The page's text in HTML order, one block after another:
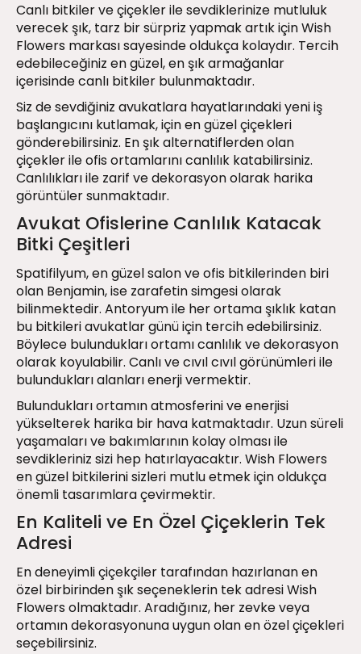
Canlı bitkiler ve çiçekler ile sevdiklerinize mutluluk
verecek şık, tarz bir sürpriz yapmak artık için Wish
Flowers markası sayesinde oldukça kolaydır. Tercih
edebileceğiniz en güzel, en şık armağanlar
içerisinde canlı bitkiler bulunmaktadır.
Siz de sevdiğiniz avukatlara hayatlarındaki yeni iş
başlangıcını kutlamak, için en güzel çiçekleri
gönderebilirsiniz. En şık alternatiflerden olan
çiçekler ile ofis ortamlarını canlılık katabilirsiniz.
Canlılıkları ile zarif ve dekorasyon olarak harika
görüntüler sunmaktadır.
Avukat Ofislerine Canlılık Katacak
Bitki Çeşitleri
Spatifilyum, en güzel salon veofis bitkilerinden biri
olan Benjamin, ise zarafetin simgesi olarak
bilinmektedir. Antoryum ile her ortama şıklık katan
bu bitkileri avukatlar günü için tercih edebilirsiniz.
Böylece bulundukları ortamı canlılık ve dekorasyon
olarak koyulabilir. Canlı ve cıvıl cıvıl görünümleri ile
bulundukları alanları enerji vermektir.
Bulundukları ortamın atmosferini ve enerjisi
yükselterek harika bir hava katmaktadır. Uzun süreli
yaşamaları ve bakımlarının kolay olması ile
sevdikleriniz sizi hep hatırlayacaktır. Wish Flowers
en güzel bitkilerini sizleri mutlu etmek için oldukça
önemli tasarımlara çevirmektir.
En Kaliteli ve En Özel Çiçeklerin Tek
Adresi
En deneyimli çiçekçiler tarafından hazırlanan en
özel birbirinden şık seçeneklerin tek adresi Wish
Flowers olmaktadır. Aradığınız, her zevke veya
ortamın dekorasyonuna uygun olan en özel çiçekleri
seçebilirsiniz.